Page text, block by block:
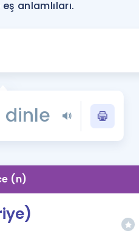
Tüm ÖSYM
YDS - YÖKDİL
İngilizce Gramer
anlamlıları.
(n)